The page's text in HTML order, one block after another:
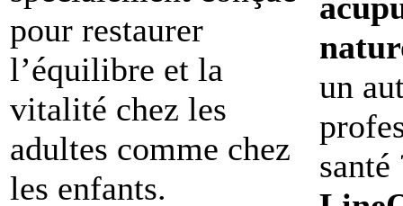
pour restaurer
l’équilibre et la
vitalité chez les
adultes comme chez
les enfants.
un
santé